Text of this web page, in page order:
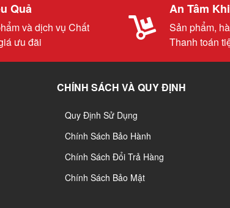
Quả
và dịch vụ Chất
ưu đãi
An Tâm
Sản phẩm,
Thanh toán
CHÍNH SÁCH VÀ QUY ĐỊNH
Quy Định Sử Dụng
Chính Sách Bảo Hành
Chính Sách Đổi Trả Hàng
Chính Sách Bảo Mật